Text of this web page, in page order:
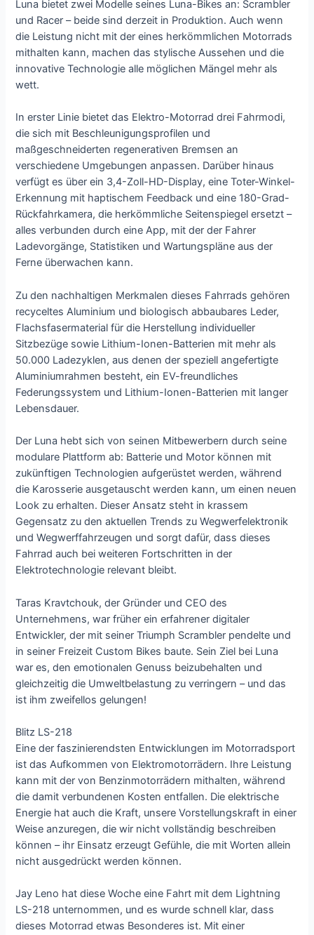
Luna bietet zwei Modelle seines Luna-Bikes an: Scrambler
und Racer – beide sind derzeit in Produktion. Auch wenn
die Leistung nicht mit der eines herkömmlichen Motorrads
mithalten kann, machen das stylische Aussehen und die
innovative Technologie alle möglichen Mängel mehr als
wett.
In erster Linie bietet das Elektro-Motorrad drei Fahrmodi,
die sich mit Beschleunigungsprofilen und
maßgeschneiderten regenerativen Bremsen an
verschiedene Umgebungen anpassen. Darüber hinaus
verfügt es über ein 3,4-Zoll-HD-Display, eine Toter-Winkel-
Erkennung mit haptischem Feedback und eine 180-Grad-
Rückfahrkamera, die herkömmliche Seitenspiegel ersetzt –
alles verbunden durch eine App, mit der der Fahrer
Ladevorgänge, Statistiken und Wartungspläne aus der
Ferne überwachen kann.
Zu den nachhaltigen Merkmalen dieses Fahrrads gehören
recyceltes Aluminium und biologisch abbaubares Leder,
Flachsfasermaterial für die Herstellung individueller
Sitzbezüge sowie Lithium-Ionen-Batterien mit mehr als
50.000 Ladezyklen, aus denen der speziell angefertigte
Aluminiumrahmen besteht, ein EV-freundliches
Federungssystem und Lithium-Ionen-Batterien mit langer
Lebensdauer.
Der Luna hebt sich von seinen Mitbewerbern durch seine
modulare Plattform ab: Batterie und Motor können mit
zukünftigen Technologien aufgerüstet werden, während
die Karosserie ausgetauscht werden kann, um einen neuen
Look zu erhalten. Dieser Ansatz steht in krassem
Gegensatz zu den aktuellen Trends zu Wegwerfelektronik
und Wegwerffahrzeugen und sorgt dafür, dass dieses
Fahrrad auch bei weiteren Fortschritten in der
Elektrotechnologie relevant bleibt.
Taras Kravtchouk, der Gründer und CEO des
Unternehmens, war früher ein erfahrener digitaler
Entwickler, der mit seiner Triumph Scrambler pendelte und
in seiner Freizeit Custom Bikes baute. Sein Ziel bei Luna
war es, den emotionalen Genuss beizubehalten und
gleichzeitig die Umweltbelastung zu verringern – und das
ist ihm zweifellos gelungen!
Blitz LS-218
Eine der faszinierendsten Entwicklungen im Motorradsport
ist das Aufkommen von Elektromotorrädern. Ihre Leistung
kann mit der von Benzinmotorrädern mithalten, während
die damit verbundenen Kosten entfallen. Die elektrische
Energie hat auch die Kraft, unsere Vorstellungskraft in einer
Weise anzuregen, die wir nicht vollständig beschreiben
können – ihr Einsatz erzeugt Gefühle, die mit Worten allein
nicht ausgedrückt werden können.
Jay Leno hat diese Woche eine Fahrt mit dem Lightning
LS-218 unternommen, und es wurde schnell klar, dass
dieses Motorrad etwas Besonderes ist. Mit einer